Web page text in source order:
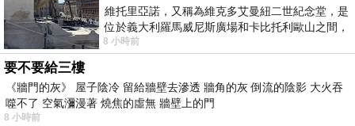
維托里亞諾，又稱為維克多艾曼紐二世紀念堂，是
位於義大利羅馬威尼斯廣場和卡比托利歐山之間，
用以紀念統一義大利統一後的的第一位國
8 小時前
要不要給三樓
《牆門的灰》 屋子陰冷 留給牆壁去滲透 牆角的灰 倒流的陰影 大火吞
噬不了 空氣瀰漫著 燒焦的虛無 牆壁上的門
8 小時前